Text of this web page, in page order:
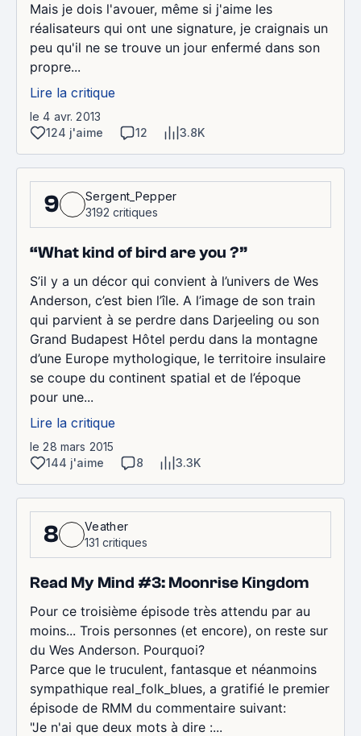
Mais je dois l'avouer, même si j'aime les
réalisateurs qui ont une signature, je craignais un
peu qu'il ne se trouve un jour enfermé dans son
propre...
Lire la critique
le 4 avr. 2013
124 j'aime
12 3.8K
9
Sergent_Pepper
3192 critiques
“What kind of bird are you ?”
S’il y a un décor qui convient à l’univers de Wes
Anderson, c’est bien l’île. A l’image de son train
qui parvient à se perdre dans Darjeeling ou son
Grand Budapest Hôtel perdu dans la montagne
d’une Europe mythologique, le territoire insulaire
se coupe du continent spatial et de l’époque
pour une...
Lire la critique
le 28 mars 2015
144 j'aime
8 3.3K
8
Veather
131 critiques
Read My Mind #3: Moonrise Kingdom
Pour ce troisième épisode très attendu par au
moins... Trois personnes (et encore), on reste sur
du Wes Anderson. Pourquoi?
Parce que le truculent, fantasque et néanmoins
sympathique real_folk_blues, a gratifié le premier
épisode de RMM du commentaire suivant:
"Je n'ai que deux mots à dire :...